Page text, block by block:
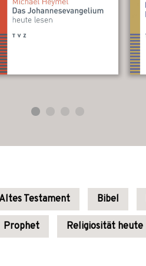
Testament Bibel
Prophet Religiosität heute